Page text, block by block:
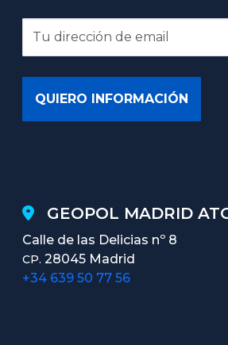
GEOPOL MADRID
Calle de las Delicias nº 8
CP. 28045 Madrid
+34 639 50 77 56